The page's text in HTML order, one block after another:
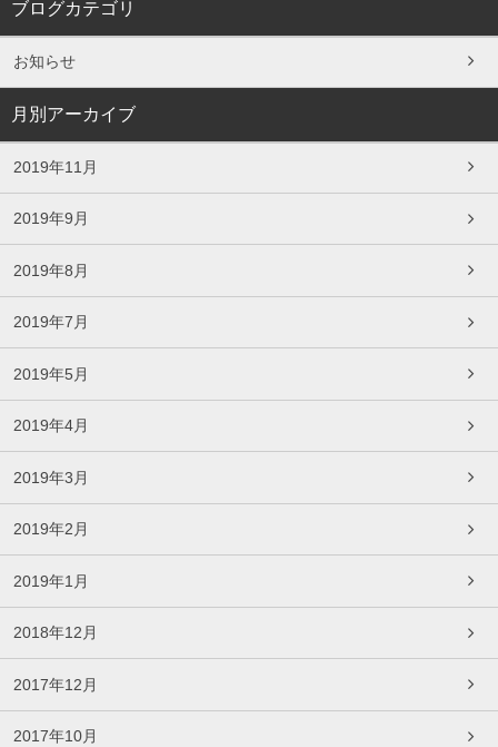
ブログカテゴリ
お知らせ
月別アーカイブ
2019年11月
2019年9月
2019年8月
2019年7月
2019年5月
2019年4月
2019年3月
2019年2月
2019年1月
2018年12月
2017年12月
2017年10月